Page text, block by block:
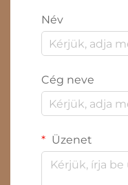
Név
Cég neve
Üzenet